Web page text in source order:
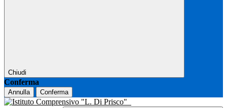
Chiudi
Conferma
Annulla Conferma